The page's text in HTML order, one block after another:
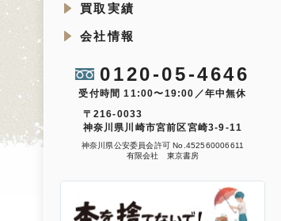
買取実績
会社情報
0120-05-4646
受付時間 11:00〜19:00／年中無休
〒216-0033
神奈川県川崎市宮前区宮崎3-9-11
神奈川県公安委員会許可 No.452560006611
有限会社 東京書房